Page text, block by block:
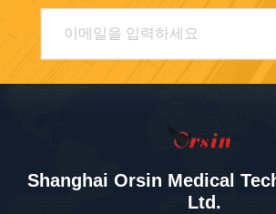
Shanghai Orsin Medical
Ltd.